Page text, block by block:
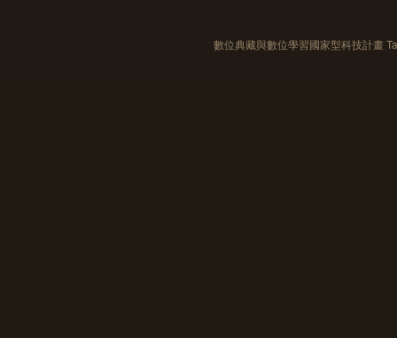
數位典藏與數位學習國家型科技計畫